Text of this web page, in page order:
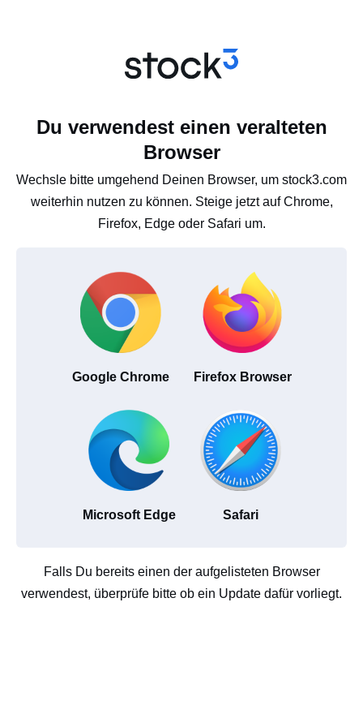
Du verwendest einen veralteten
Browser
Wechsle bitte umgehend Deinen Browser, um stock3.com
weiterhin nutzen zu können. Steige jetzt auf Chrome,
Firefox, Edge oder Safari um.
Google Chrome Firefox Browser
Microsoft Edge Safari
Falls Du bereits einen der aufgelisteten Browser
verwendest, überprüfe bitte ob ein Update dafür vorliegt.